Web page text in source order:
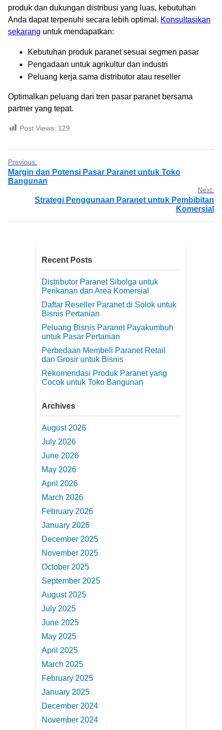
produk dan dukungan distribusi yang luas, kebutuhan
Anda dapat terpenuhi secara lebih optimal. Konsultasikan
sekarang untuk mendapatkan:
Kebutuhan produk paranet sesuai segmen pasar
Pengadaan untuk agrikultur dan industri
Peluang kerja sama distributor atau reseller
Optimalkan peluang dari tren pasar paranet bersama
partner yang tepat.
Post Views: 129
Previous:
Margin dan Potensi Pasar Paranet untuk Toko
Bangunan
Next:
Strategi Penggunaan Paranet untuk Pembibitan
Komersial
Recent Posts
Distributor Paranet Sibolga untuk
Perikanan dan Area Komersial
Daftar Reseller Paranet di Solok untuk
Bisnis Pertanian
Peluang Bisnis Paranet Payakumbuh
untuk Pasar Pertanian
Perbedaan Membeli Paranet Retail
dan Grosir untuk Bisnis
Rekomendasi Produk Paranet yang
Cocok untuk Toko Bangunan
Archives
August 2026
July 2026
June 2026
May 2026
April 2026
March 2026
February 2026
January 2026
December 2025
November 2025
October 2025
September 2025
August 2025
July 2025
June 2025
May 2025
April 2025
March 2025
February 2025
January 2025
December 2024
November 2024